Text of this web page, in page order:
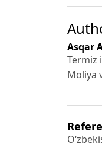
Asqar
Termiz
Moliya